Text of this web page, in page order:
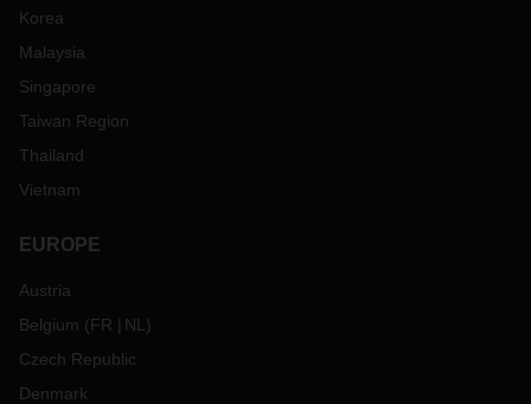
Korea
Malaysia
Singapore
Taiwan Region
Thailand
Vietnam
EUROPE
Austria
Belgium (FR NL )
Czech Republic
Denmark